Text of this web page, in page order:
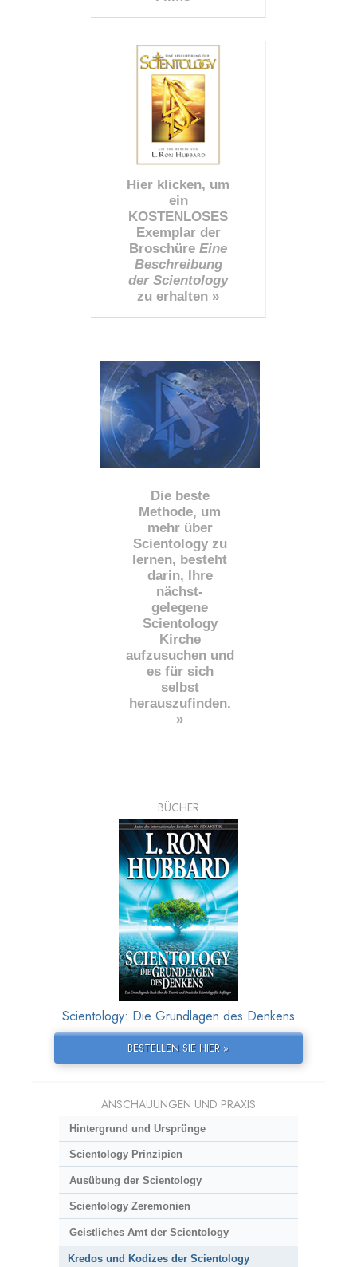
Hier klicken, um
ein
KOSTENLOSES
Exemplar der
Broschüre Eine
Beschreibung
der Scientology
zu erhalten »
Die beste
Methode, um
mehr über
Scientology zu
lernen, besteht
darin, Ihre
nächst-
gelegene
Scientology
Kirche
aufzusuchen und
es für sich
selbst
herauszufinden.
»
BÜCHER
Scientology: Die Grundlagen des Denkens
BESTELLEN SIE HIER »
ANSCHAUUNGEN UND PRAXIS
Hintergrund und Ursprünge
Scientology Prinzipien
Ausübung der Scientology
Scientology Zeremonien
Geistliches Amt der Scientology
Kredos und Kodizes der Scientology